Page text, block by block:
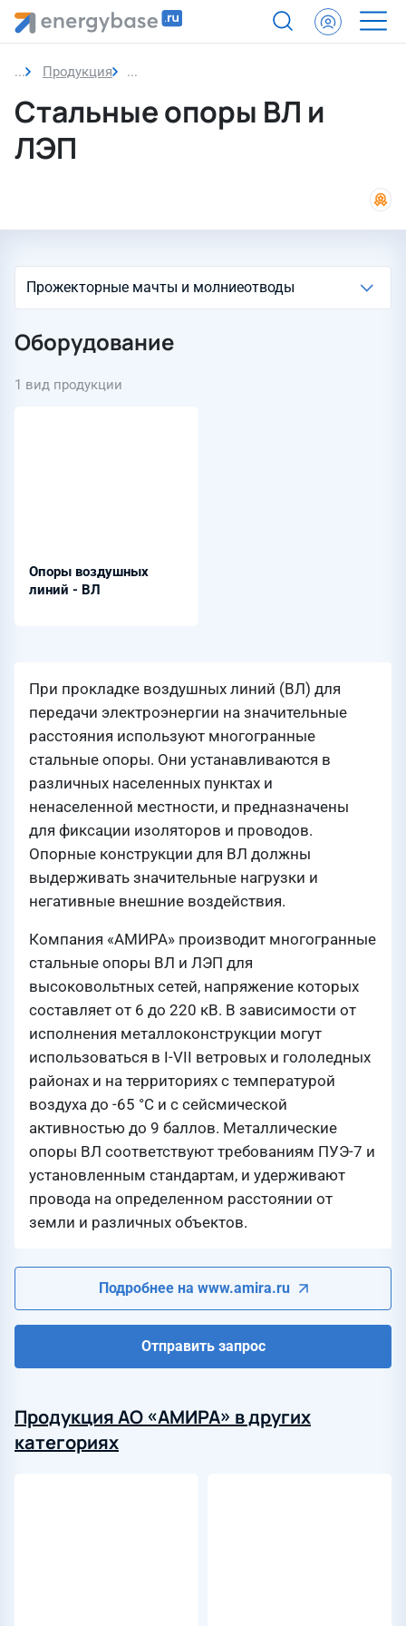
Продукция Стальные опоры ВЛ и ЛЭП
Стальные опоры ВЛ и
ЛЭП
Оборудование
1 вид продукции
Опоры воздушных
линий - ВЛ
При прокладке воздушных линий (ВЛ) для
передачи электроэнергии на значительные
расстояния используют многогранные
стальные опоры. Они устанавливаются в
различных населенных пунктах и
ненаселенной местности, и предназначены
для фиксации изоляторов и проводов.
Опорные конструкции для ВЛ должны
выдерживать значительные нагрузки и
негативные внешние воздействия.
Компания «АМИРА» производит многогранные
стальные опоры ВЛ и ЛЭП для
высоковольтных сетей, напряжение которых
составляет от 6 до 220 кВ. В зависимости от
исполнения металлоконструкции могут
использоваться в I-VII ветровых и гололедных
районах и на территориях с температурой
воздуха до -65 °C и с сейсмической
активностью до 9 баллов. Металлические
опоры ВЛ соответствуют требованиям ПУЭ-7 и
установленным стандартам, и удерживают
провода на определенном расстоянии от
земли и различных объектов.
Подробнее на www.amira.ru
Отправить запрос
Продукция АО «АМИРА» в других
категориях